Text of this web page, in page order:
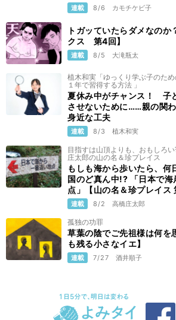
連載 8/6 カモチケビ子
トガッていたらダメなのか
クス 第4回】
連載 8/5 大滝瓶太
植木和実「ゆっくり学ぶ子のた
１年で習得する方法 」
夏休み中がチャンス！ 子
させないために……親の関
身近な工夫
連載 8/3 植木和実
目指すは山頂よりも、おもしろ
庄太郎の山の名＆珍プレイス
もしも海から歩いたら、何
国のど真ん中!? 「日本で
点」【山の名＆珍プレイス
連載 8/2 高橋庄太郎
孤独の功罪
草葉の陰でご先祖様は何を
も残る小さなイエ】
連載 7/27 酒井順子